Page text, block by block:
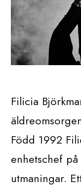
Filicia
Född 1992
enhetschef
utmaningar.